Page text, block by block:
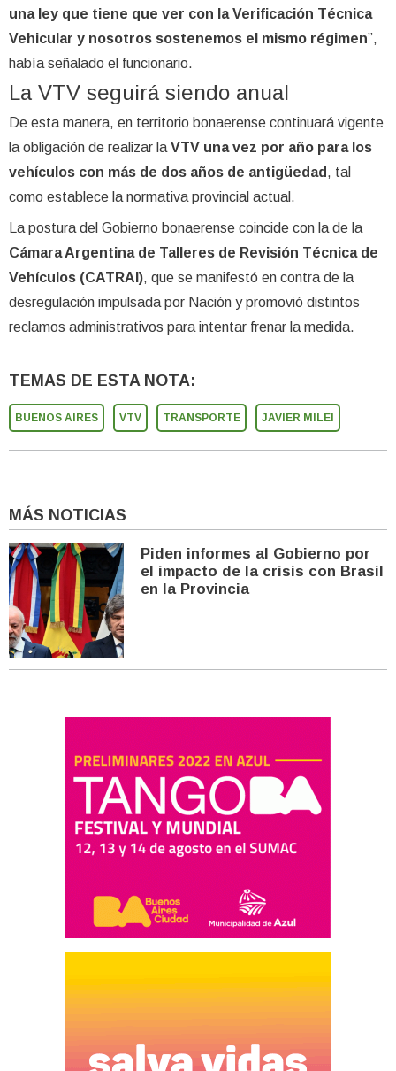
una ley que tiene que ver con la Verificación Técnica
Vehicular y nosotros sostenemos el mismo régimen”,
había señalado el funcionario.
La VTV seguirá siendo anual
De esta manera, en territorio bonaerense continuará vigente
la obligación de realizar la VTV una vez por año para los
vehículos con más de dos años de antigüedad , tal
como establece la normativa provincial actual.
La postura del Gobierno bonaerense coincide con la de la
Cámara Argentina de Talleres de Revisión Técnica de
Vehículos (CATRAI), que se manifestó en contra de la
desregulación impulsada por Nación y promovió distintos
reclamos administrativos para intentar frenar la medida.
TEMAS DE ESTA NOTA:
BUENOS AIRES VTV TRANSPORTE JAVIER MILEI
MÁS NOTICIAS
Piden informes al Gobierno por
el impacto de la crisis con Brasil
en la Provincia